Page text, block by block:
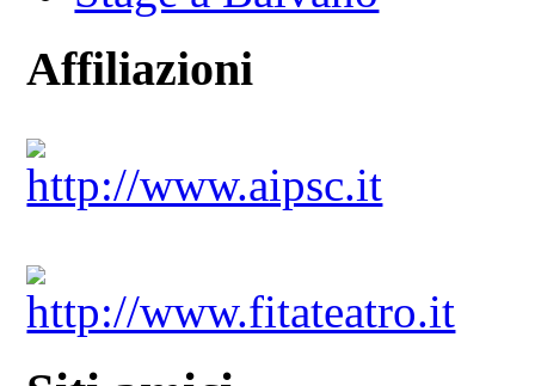
Affiliazioni
http://www.aipsc.it
http://www.fitateatro.it